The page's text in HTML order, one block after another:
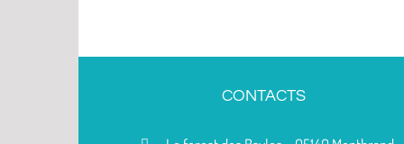
CONTACTS